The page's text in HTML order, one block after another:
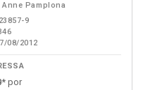
Pamplona
9
08/2012
* por